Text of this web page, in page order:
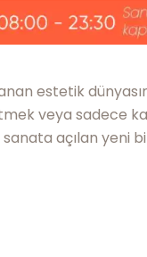
estetik
veya sadece
açılan yeni